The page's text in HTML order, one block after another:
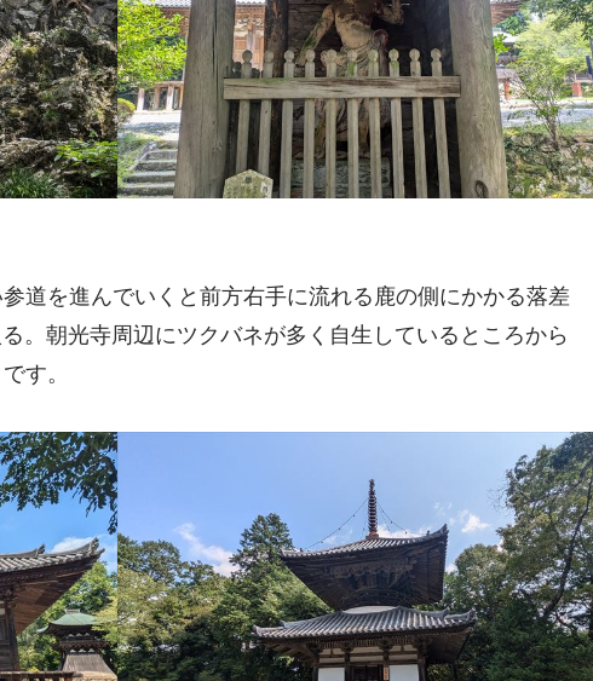
道を進んでいくと前方右手に流れる鹿の側にかかる落差
。朝光寺周辺にツクバネが多く自生しているところから
す。